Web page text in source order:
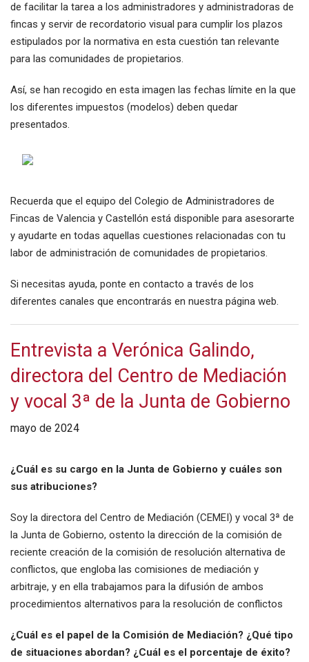
de facilitar la tarea a los administradores y administradoras de
fincas y servir de recordatorio visual para cumplir los plazos
estipulados por la normativa en esta cuestión tan relevante
para las comunidades de propietarios.
Así, se han recogido en esta imagen las fechas límite en la que
los diferentes impuestos (modelos) deben quedar
presentados.
Recuerda que el equipo del Colegio de Administradores de
Fincas de Valencia y Castellón está disponible para asesorarte
y ayudarte en todas aquellas cuestiones relacionadas con tu
labor de administración de comunidades de propietarios.
Si necesitas ayuda, ponte en contacto a través de los
diferentes canales que encontrarás en nuestra página web.
Entrevista a Verónica Galindo,
directora del Centro de Mediación
y vocal 3ª de la Junta de Gobierno
mayo de 2024
¿Cuál es su cargo en la Junta de Gobierno y cuáles son
sus atribuciones?
Soy la directora del Centro de Mediación (CEMEI) y vocal 3ª de
la Junta de Gobierno, ostento la dirección de la comisión de
reciente creación de la comisión de resolución alternativa de
conflictos, que engloba las comisiones de mediación y
arbitraje, y en ella trabajamos para la difusión de ambos
procedimientos alternativos para la resolución de conflictos
¿Cuál es el papel de la Comisión de Mediación? ¿Qué tipo
de situaciones abordan? ¿Cuál es el porcentaje de éxito?